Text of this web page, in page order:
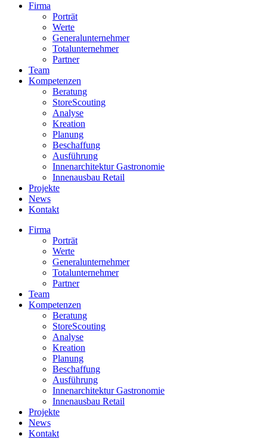
Firma
Porträt
Werte
Generalunternehmer
Totalunternehmer
Partner
Team
Kompetenzen
Beratung
StoreScouting
Analyse
Kreation
Planung
Beschaffung
Ausführung
Innenarchitektur Gastronomie
Innenausbau Retail
Projekte
News
Kontakt
Firma
Porträt
Werte
Generalunternehmer
Totalunternehmer
Partner
Team
Kompetenzen
Beratung
StoreScouting
Analyse
Kreation
Planung
Beschaffung
Ausführung
Innenarchitektur Gastronomie
Innenausbau Retail
Projekte
News
Kontakt